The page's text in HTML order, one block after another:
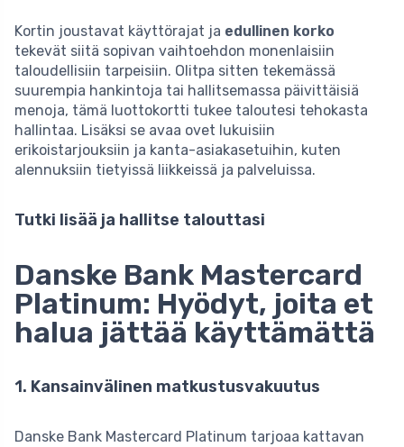
Kortin joustavat käyttörajat ja edullinen korko
tekevät siitä sopivan vaihtoehdon monenlaisiin
taloudellisiin tarpeisiin. Olitpa sitten tekemässä
suurempia hankintoja tai hallitsemassa päivittäisiä
menoja, tämä luottokortti tukee taloutesi tehokasta
hallintaa. Lisäksi se avaa ovet lukuisiin
erikoistarjouksiin ja kanta-asiakasetuihin, kuten
alennuksiin tietyissä liikkeissä ja palveluissa.
Tutki lisää ja hallitse talouttasi
Danske Bank Mastercard
Platinum: Hyödyt, joita et
halua jättää käyttämättä
1. Kansainvälinen matkustusvakuutus
Danske Bank Mastercard Platinum tarjoaa kattavan